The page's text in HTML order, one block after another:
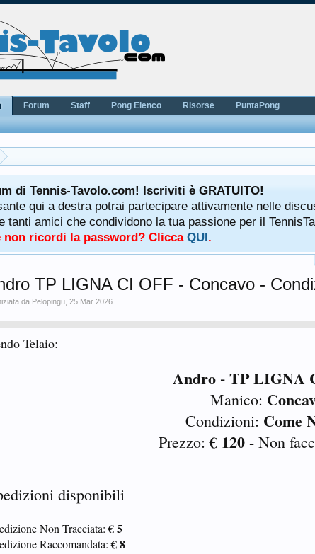
di Tennis-Tavolo.com! Iscriviti è GRATUITO!
qui a destra potrai partecipare attivamente nelle
tanti amici che condividono la tua passione per il
non ricordi la password? Clicca QUI.
TP LIGNA CI OFF - Concavo -
da Pelopingu 25 Mar 2026
Telaio:
Andro - TP LIGNA
Manico:
Condizioni: Come
Prezzo:€ 120- Non
disponibili
Non Tracciata:€ 5
Raccomandata:€ 8
Forum Staff Pong Elenco Risorse PuntaPong